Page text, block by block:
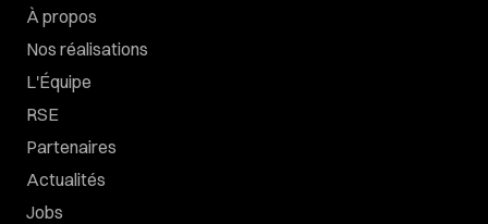
À propos
Nos réalisations
L'Équipe
RSE
Partenaires
Actualités
Jobs